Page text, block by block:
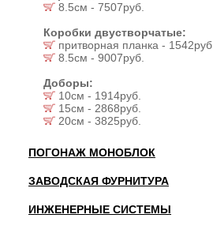
8.5см - 7507руб.
Коробки двустворчатые:
притворная планка - 1542руб.
8.5см - 9007руб.
Доборы:
10см - 1914руб.
15см - 2868руб.
20см - 3825руб.
ПОГОНАЖ МОНОБЛОК
ЗАВОДСКАЯ ФУРНИТУРА
ИНЖЕНЕРНЫЕ СИСТЕМЫ